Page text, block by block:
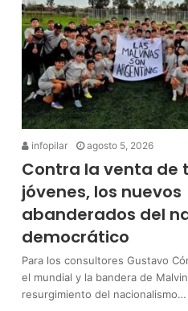
infopilar agosto 5, 2026
Contra la venta de
jóvenes, los nuevos
abanderados del
democrático
Para los consultores Gustavo
el mundial y la bandera de
resurgimiento del nacionalismo…